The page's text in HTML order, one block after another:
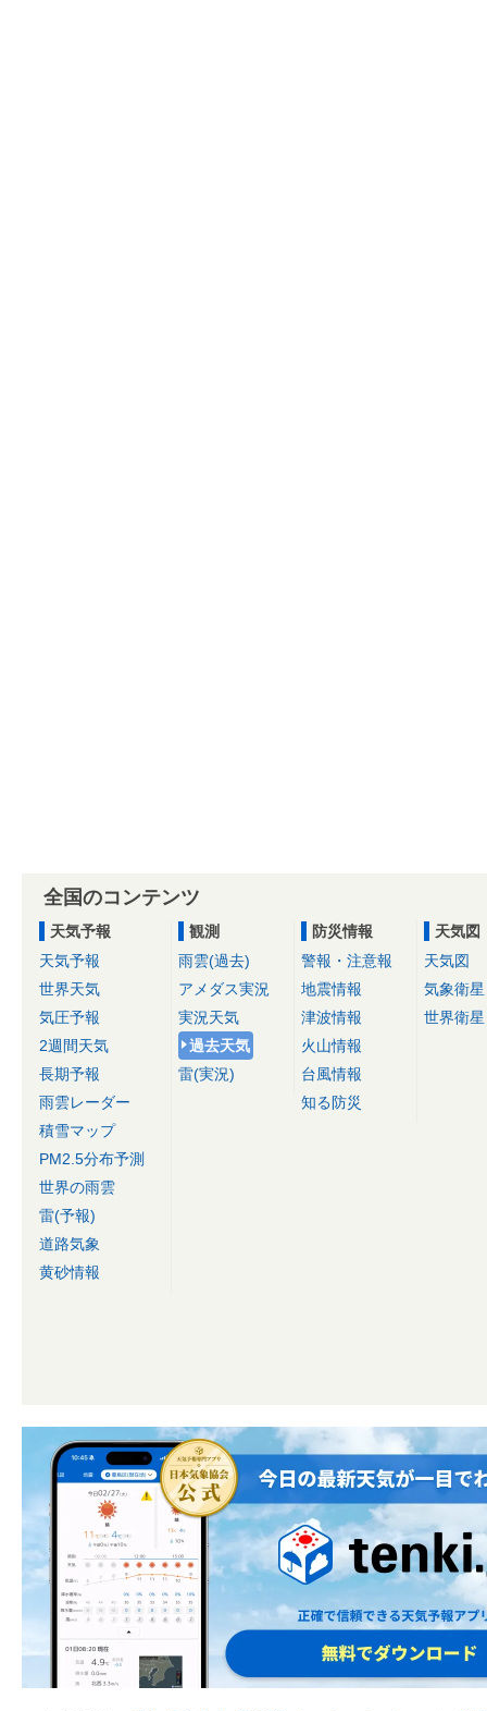
全国のコンテンツ
天気予報
天気予報
世界天気
気圧予報
2週間天気
長期予報
雨雲レーダー
積雪マップ
PM2.5分布予測
世界の雨雲
雷(予報)
道路気象
黄砂情報
観測
雨雲(過去)
アメダス実況
実況天気
過去天気
雷(実況)
防災情報
警報・注意報
地震情報
津波情報
火山情報
台風情報
知る防災
天気図
天気図
気象衛星
世界衛星